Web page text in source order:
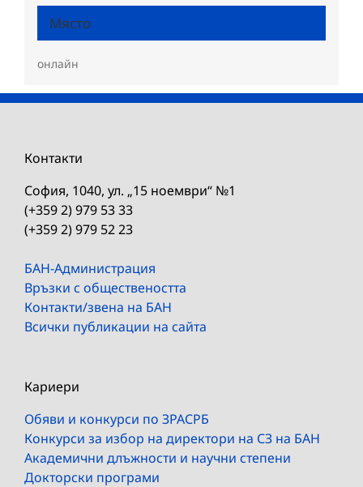
Място
онлайн
Контакти
София, 1040, ул. „15 ноември“ №1
(+359 2) 979 53 33
(+359 2) 979 52 23
БАН-Администрация
Връзки с обществеността
Контакти/звена на БАН
Всички публикации на сайта
Кариери
Обяви и конкурси по ЗРАСРБ
Конкурси за избор на директори на СЗ на БАН
Академични длъжности и научни степени
Докторски програми